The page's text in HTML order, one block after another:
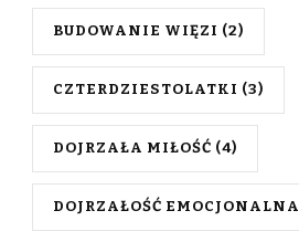
BUDOWANIE WIĘZI (2)
CZTERDZIESTOLATKI (3)
DOJRZAŁA MIŁOŚĆ (4)
DOJRZAŁOŚĆ EMOCJONALNA